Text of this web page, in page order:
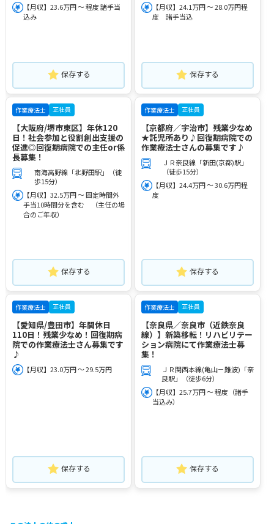
【月収】23.6万円 ～ 程度 諸手当
込み
保存する
【月収】24.1万円 ～ 28.0万円程
度 諸手当込
保存する
作業療法士 正社員
【大阪府/堺市東区】年休120
日！社会参加と役割創出支援の
促進◎回復期病院での主任or係
長募集！
南海高野線「北野田駅」（徒
歩15分）
【月収】32.5万円 ～ 固定時間外
手当10時間分を含む （主任の場
合のご年収）
保存する
作業療法士 正社員
【京都府／宇治市】残業少なめ
★託児所あり♪回復期病院での
作業療法士さんの募集です♪
ＪＲ奈良線「新田(京都)駅」
（徒歩15分）
【月収】24.4万円 ～ 30.6万円程
度
保存する
作業療法士 正社員
【愛知県/豊田市】年間休日
110日！残業少なめ！回復期病
院での作業療法士さん募集です
♪
【月収】23.0万円 ～ 29.5万円
保存する
作業療法士 正社員
【奈良県／奈良市（近鉄奈良
線）】新築移転！リハビリテー
ション病院にて作業療法士募
集！
ＪＲ関西本線(亀山－難波)「奈
良駅」（徒歩6分）
【月収】25.7万円 ～ 程度（諸手
当込み）
保存する